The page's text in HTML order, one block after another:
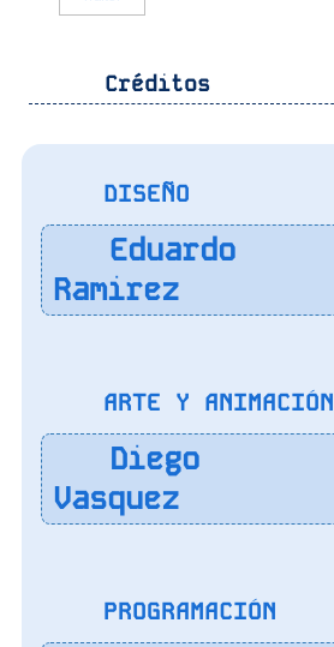
Créditos
DISEÑO
Eduardo
Ramirez
ARTE Y ANIMACIÓN
Diego
Vasquez
PROGRAMACIÓN